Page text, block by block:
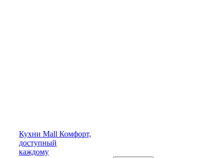
Кухни Mall Комфорт,
доступный
каждому